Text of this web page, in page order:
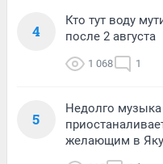
4
Кто тут воду
после 2 августа
1 068 1
5
Недолго
желающим в